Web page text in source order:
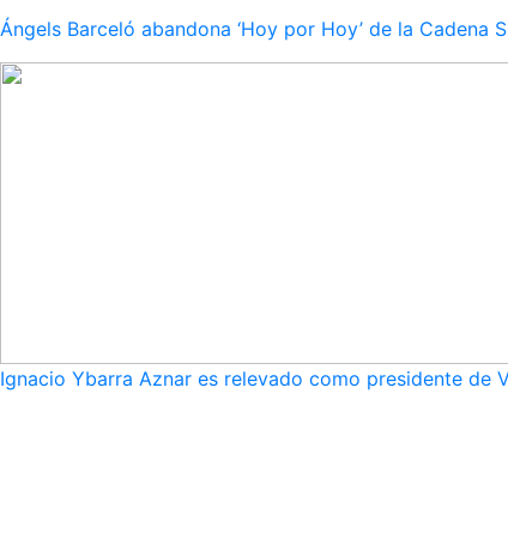
Ángels Barceló abandona ‘Hoy por Hoy’ de la
Ignacio Ybarra Aznar es relevado como presidente de